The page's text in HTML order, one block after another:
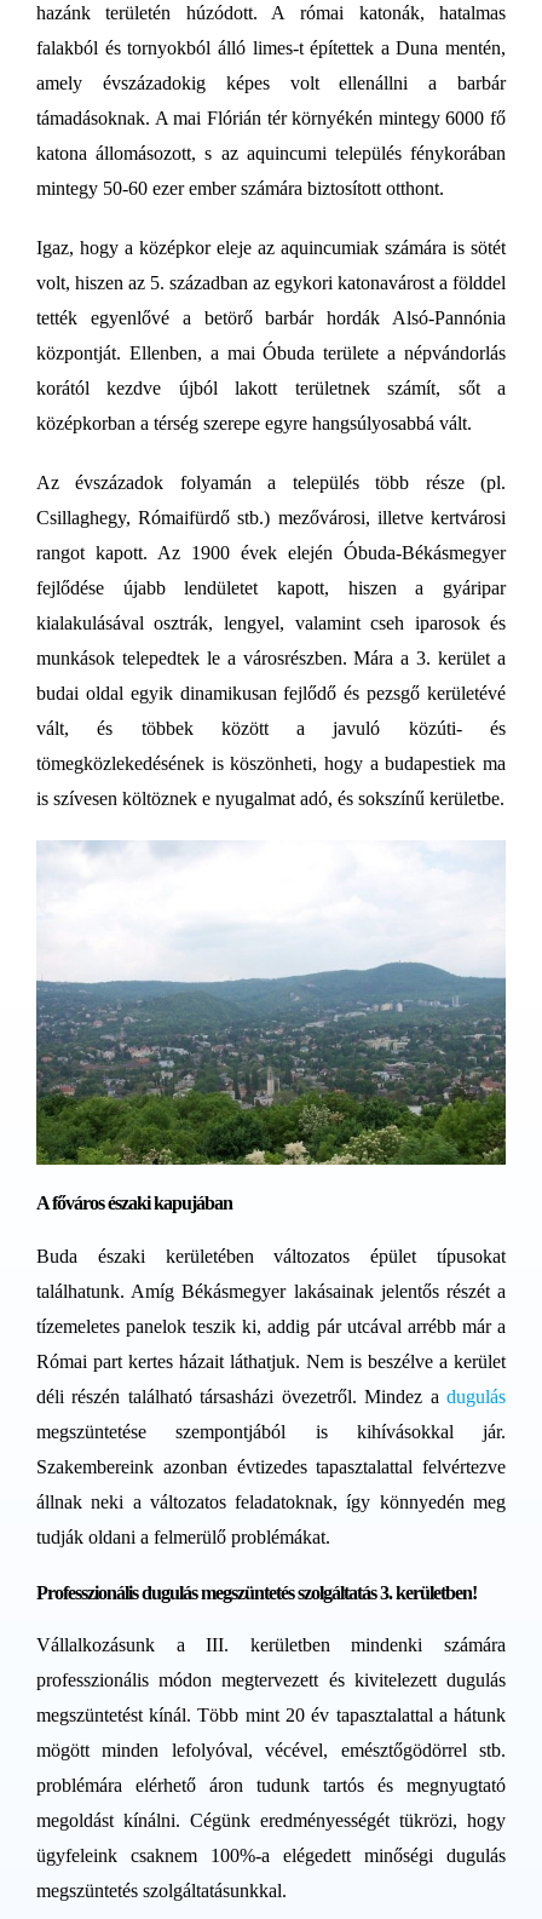
hazánk területén húzódott. A római katonák, hatalmas
falakból és tornyokból álló limes-t építettek a Duna mentén,
amely évszázadokig képes volt ellenállni a barbár
támadásoknak. A mai Flórián tér környékén mintegy 6000 fő
katona állomásozott, s az aquincumi település fénykorában
mintegy 50-60 ezer ember számára biztosított otthont.
Igaz, hogy a középkor eleje az aquincumiak számára is sötét
volt, hiszen az 5. században az egykori katonavárost a földdel
tették egyenlővé a betörő barbár hordák Alsó-Pannónia
központját. Ellenben, a mai Óbuda területe a népvándorlás
korától kezdve újból lakott területnek számít, sőt a
középkorban a térség szerepe egyre hangsúlyosabbá vált.
Az évszázadok folyamán a település több része (pl.
Csillaghegy, Rómaifürdő stb.) mezővárosi, illetve kertvárosi
rangot kapott. Az 1900 évek elején Óbuda-Békásmegyer
fejlődése újabb lendületet kapott, hiszen a gyáripar
kialakulásával osztrák, lengyel, valamint cseh iparosok és
munkások telepedtek le a városrészben. Mára a 3. kerület a
budai oldal egyik dinamikusan fejlődő és pezsgő kerületévé
vált, és többek között a javuló közúti- és
tömegközlekedésének is köszönheti, hogy a budapestiek ma
is szívesen költöznek e nyugalmat adó, és sokszínű kerületbe.
A főváros északi kapujában
Buda északi kerületében változatos épület típusokat
találhatunk. Amíg Békásmegyer lakásainak jelentős részét a
tízemeletes panelok teszik ki, addig pár utcával arrébb már a
Római part kertes házait láthatjuk. Nem is beszélve a kerület
déli részén található társasházi övezetről. Mindez adugulás
megszüntetése szempontjából is kihívásokkal jár.
Szakembereink azonban évtizedes tapasztalattal felvértezve
állnak neki a változatos feladatoknak, így könnyedén meg
tudják oldani a felmerülő problémákat.
Professzionális dugulás megszüntetés szolgáltatás 3. kerületben!
Vállalkozásunk a III. kerületben mindenki számára
professzionális módon megtervezett és kivitelezett dugulás
megszüntetést kínál. Több mint 20 év tapasztalattal a hátunk
mögött minden lefolyóval, vécével, emésztőgödörrel stb.
problémára elérhető áron tudunk tartós és megnyugtató
megoldást kínálni. Cégünk eredményességét tükrözi, hogy
ügyfeleink csaknem 100%-a elégedett minőségi dugulás
megszüntetés szolgáltatásunkkal.